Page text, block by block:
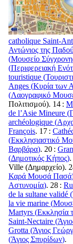
catholique Saint-
Αντώνιος της
(Μουσείο
(Περιφερειακή
touristique (
Anges (Κυρία των
(Λαογραφικό
Πολιτισμού). 14 :
de l’Asie Mineure (
archéologique (
François. 17 :
(Εκκλησιαστικό
Βαρβάρα). 20 :
(Δημοτικός Κήπος)
Ville (Δημαρχείο).
Καρά Μουσά Πασά
Αστυνομία). 28 :
de la sultane validé (
la vie marine (
Martyrs (Εκκλησία
Saint-Nectaire (
Grotta (Άγιος
(Άγιος Σπυρίδων).